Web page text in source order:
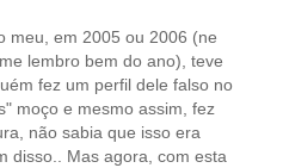
meu, em 2005 ou 2006 (ne
lembro bem do ano), teve
fez um perfil dele falso no
moço e mesmo assim, fez
não sabia que isso era
disso.. Mas agora, com esta